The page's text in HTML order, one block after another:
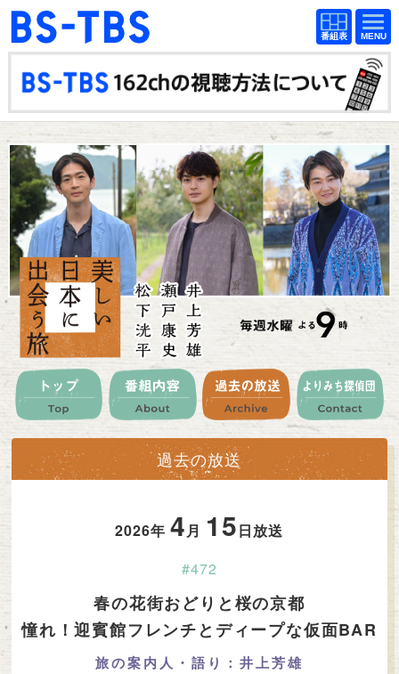
BS-TBS
番組
表
BS-TBS
番組
表
ドラマ 映画
紀行 報道
教養 スポーツ
音楽 エンタメ
アニメ ファンクラブ
検索
視聴方法 4K放送
イベント ショッピング
公式SNS プレゼント
ご意見・ご感想 会社情報
過去の放送
2026年4月 15日放送
#472
春の花街おどりと桜の京都
憧れ！迎賓館フレンチとディープな仮面BAR
旅の案内人・語り：井上芳雄